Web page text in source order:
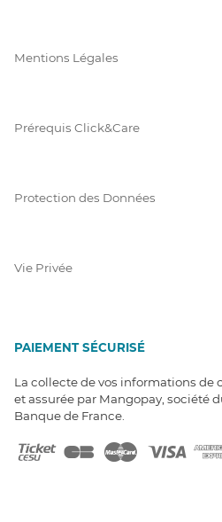
Mentions Légales
Prérequis Click&Care
Protection des Données
Vie Privée
PAIEMENT SÉCURISÉ
La collecte de vos informations de
et assurée par Mangopay, société
Banque de France.